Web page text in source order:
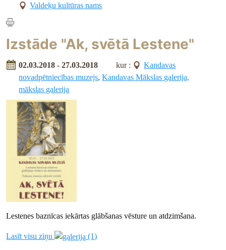
Valdeķu kultūras nams
Izstāde "Ak, svētā Lestene"
02.03.2018 - 27.03.2018 kur :
Kandavas
novadpētniecības muzejs,Kandavas Mākslas galerija,
mākslas galerija
Lestenes baznīcas iekārtas glābšanas vēsture un atdzimšana.
Lasīt visu ziņu (1)